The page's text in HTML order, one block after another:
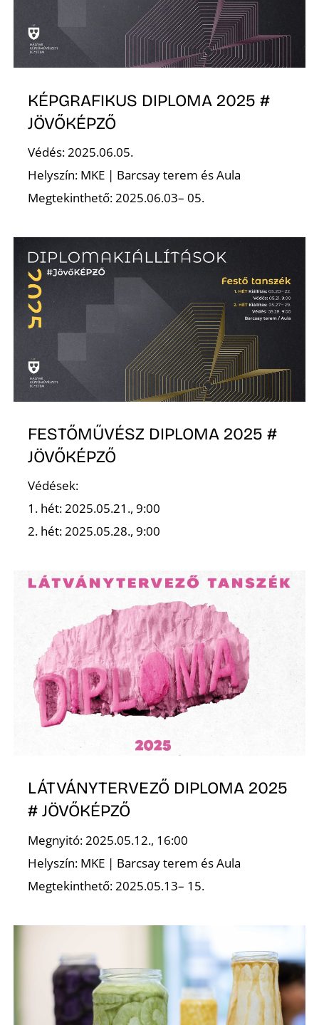
KÉPGRAFIKUS DIPLOMA 2025 #
JÖVŐKÉPZŐ
Védés: 2025.06.05.
Helyszín: MKE | Barcsay terem és Aula
Megtekinthető: 2025.06.03– 05.
FESTŐMŰVÉSZ DIPLOMA 2025 #
JÖVŐKÉPZŐ
Védések:
1. hét: 2025.05.21., 9:00
2. hét: 2025.05.28., 9:00
LÁTVÁNYTERVEZŐ DIPLOMA 2025
# JÖVŐKÉPZŐ
Megnyitó: 2025.05.12., 16:00
Helyszín: MKE | Barcsay terem és Aula
Megtekinthető: 2025.05.13– 15.